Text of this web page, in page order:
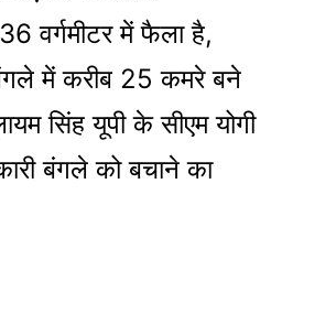
वर्गमीटर में फैला है,
में करीब 25 कमरे बने
सिंह यूपी के सीएम योगी
बंगले को बचाने का